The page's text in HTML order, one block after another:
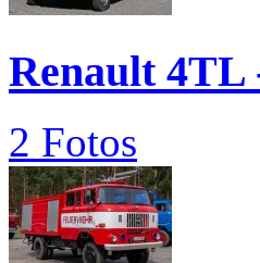
Renault 4TL
2 Fotos